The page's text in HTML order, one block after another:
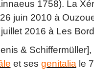
1758). La
26 juin 2010 à
juillet 2016 à Les
&
et ses genitalia le